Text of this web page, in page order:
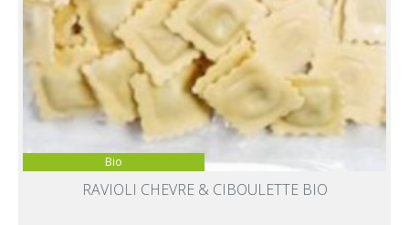
Bio
RAVIOLI CHEVRE & CIBOULETTE BIO